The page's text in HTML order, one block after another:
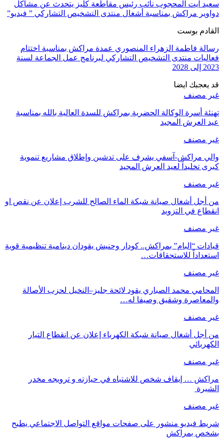
سعيد آيت المحجوب نائب رئيس مقاطعة كليز يتحدث عن مشاكل
دواوير مراكش بمناسبة أشغال منتدى التشخيص التشاركي ” فيديو”
القادم بوست
رسالة فاطمة الزهراء المنصوري عمدة مراكش بمناسبة اختتام
فعاليات منتدى التشخيص التشاركي لبرنامج عمل الجماعة لسنة
2023 إلى 2028
قد يعجبك ايضا
غير مصنف
تهنئة أسرة الوكالة الحضرية بمراكش للسدة العالية بالله بمناسبة
عيد العرش المجيد
غير مصنف
والي مراكش-آسفي يشرف على تدشين وإطلاق مشاريع تنموية
كبرى تخليداً لعيد العرش المجيد
غير مصنف
من أجل أشغال صيانة شبكة الماء الصالح للشرب إعلان عن نقص او
انقطاع في التزويد
غير مصنف
قيادات “البام” بمراكش.. كودار وحنيش يقودان دينامية تنظيمية قوية
استعداداً للاستحقاقات…
غير مصنف
المحامي محمد الصباري يقود لائحة جليز–النخيل لحزب الأصالة
والمعاصرة وشقيق وصيفا له…
غير مصنف
من أجل أشغال صيانة شبكة الكهرباء إعلان عن انقطاع التيار
الكهربائي
غير مصنف
مراكش … إيقاف شخص للاشتباه في حيازته و ترويجه مخدر
الشيرة
غير مصنف
شريط فيديو منشور على صفحات مواقع التواصل الاجتماعي يطيح
بشخص بمراكش